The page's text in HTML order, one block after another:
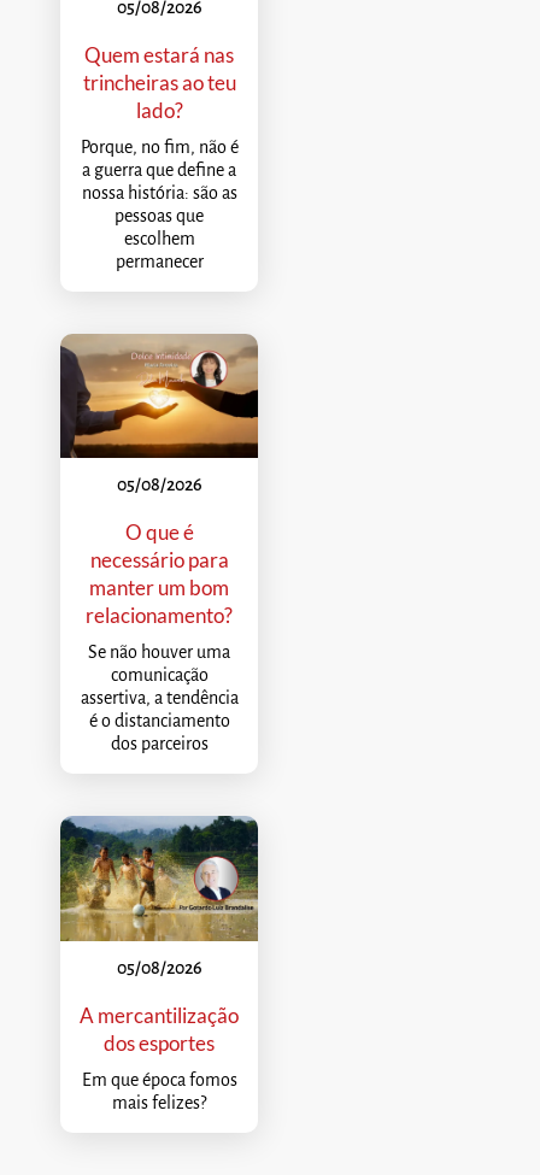
05/08/2026
Quem estará nas
trincheiras ao teu
lado?
Porque, no fim, não é
a guerra que define a
nossa história: são as
pessoas que
escolhem
permanecer
05/08/2026
O que é
necessário para
manter um bom
relacionamento?
Se não houver uma
comunicação
assertiva, a tendência
é o distanciamento
dos parceiros
05/08/2026
A mercantilização
dos esportes
Em que época fomos
mais felizes?